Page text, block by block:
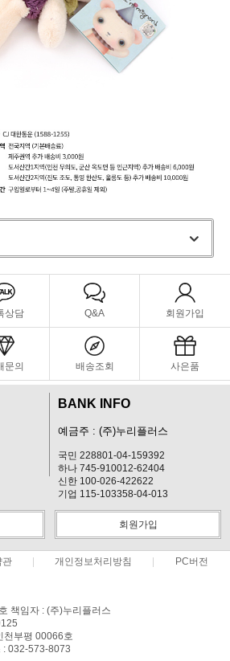
상담 Q&A 회원가입
문의 배송조회 사은품
BANK INFO
예금주 : (주)누리플러스
국민 228801-04-159392
하나 745-910012-62404
신한 100-026-422622
기업 115-103358-04-013
회원가입
관 개인정보처리방침 PC버전
책임자 : (주)누리플러스
천부평 00066호
: 032-573-8073